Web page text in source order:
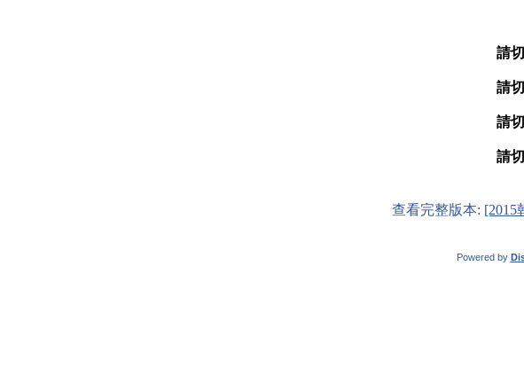
請
請
請
請
查看完整版本: [2015
Powered by